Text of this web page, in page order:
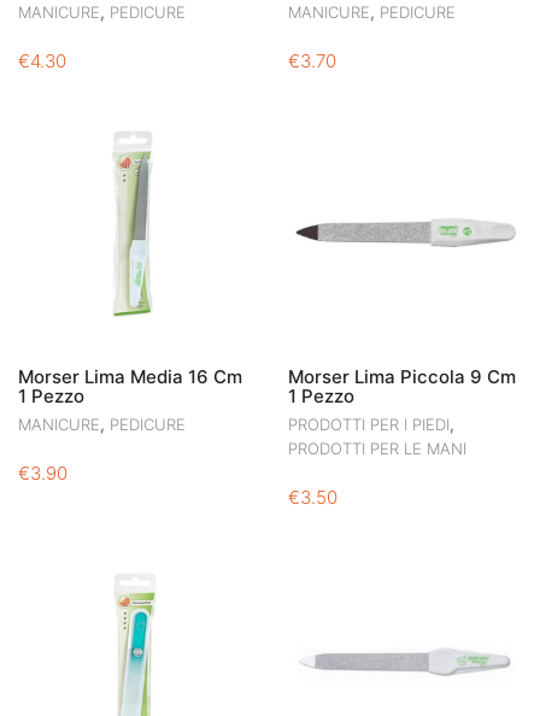
MANICURE, PEDICURE
€4.30
MANICURE, PEDICURE
€3.70
Morser Lima Media 16 Cm
1 Pezzo
MANICURE, PEDICURE
€3.90
Morser Lima Piccola 9 Cm
1 Pezzo
PRODOTTI PER I PIEDI,
PRODOTTI PER LE MANI
€3.50